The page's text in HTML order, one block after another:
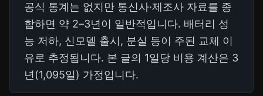
공식 통계는 없지만 통신사·제조사 자료를 종
합하면 약 2–3년이 일반적입니다. 배터리 성
능 저하, 신모델 출시, 분실 등이 주된 교체 이
유로 추정됩니다. 본 글의 1일당 비용 계산은 3
년(1,095일) 가정입니다.